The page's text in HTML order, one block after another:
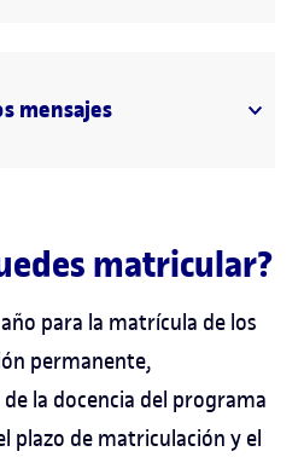
mensajes
matricular?
para la matrícula de los
permanente,
la docencia del programa
plazo de matriculación y el